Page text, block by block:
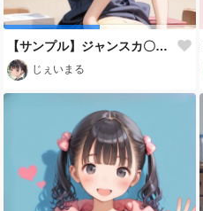
【サンプル】ジャンスカ〇リJ〇ちゃんたちがパンツの位置を気にして見せてしまう（10枚）
じぇいまる